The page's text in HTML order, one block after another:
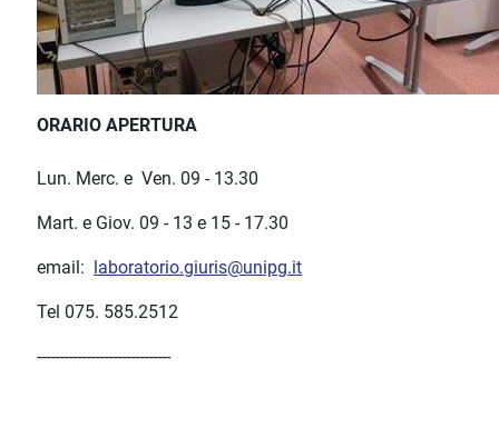
ORARIO APERTURA
Lun. Merc. e Ven. 09 - 13.30
Mart. e Giov. 09 - 13 e 15 - 17.30
email: laboratorio.giuris@unipg.it
Tel 075. 585.2512
------------------------------